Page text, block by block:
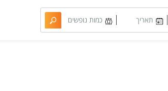
תאריך כמות נופשים